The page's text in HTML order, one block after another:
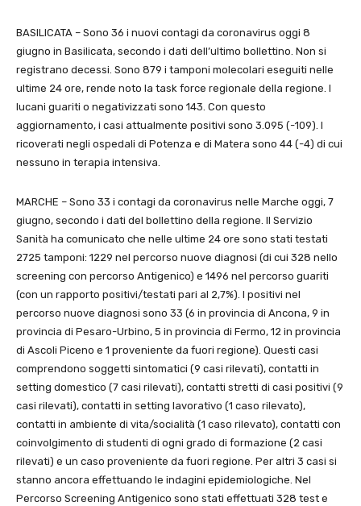
BASILICATA – Sono 36 i nuovi contagi da coronavirus oggi 8
giugno in Basilicata, secondo i dati dell’ultimo bollettino. Non si
registrano decessi. Sono 879 i tamponi molecolari eseguiti nelle
ultime 24 ore, rende noto la task force regionale della regione. I
lucani guariti o negativizzati sono 143. Con questo
aggiornamento, i casi attualmente positivi sono 3.095 (-109). I
ricoverati negli ospedali di Potenza e di Matera sono 44 (-4) di cui
nessuno in terapia intensiva.
MARCHE – Sono 33 i contagi da coronavirus nelle Marche oggi, 7
giugno, secondo i dati del bollettino della regione. Il Servizio
Sanità ha comunicato che nelle ultime 24 ore sono stati testati
2725 tamponi: 1229 nel percorso nuove diagnosi (di cui 328 nello
screening con percorso Antigenico) e 1496 nel percorso guariti
(con un rapporto positivi/testati pari al 2,7%). I positivi nel
percorso nuove diagnosi sono 33 (6 in provincia di Ancona, 9 in
provincia di Pesaro-Urbino, 5 in provincia di Fermo, 12 in provincia
di Ascoli Piceno e 1 proveniente da fuori regione). Questi casi
comprendono soggetti sintomatici (9 casi rilevati), contatti in
setting domestico (7 casi rilevati), contatti stretti di casi positivi (9
casi rilevati), contatti in setting lavorativo (1 caso rilevato),
contatti in ambiente di vita/socialità (1 caso rilevato), contatti con
coinvolgimento di studenti di ogni grado di formazione (2 casi
rilevati) e un caso proveniente da fuori regione. Per altri 3 casi si
stanno ancora effettuando le indagini epidemiologiche. Nel
Percorso Screening Antigenico sono stati effettuati 328 test e